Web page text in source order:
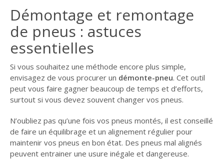
Démontage et remontage
de pneus : astuces
essentielles
Si vous souhaitez une méthode encore plus simple,
envisagez de vous procurer un démonte-pneu. Cet outil
peut vous faire gagner beaucoup de temps et d’efforts,
surtout si vous devez souvent changer vos pneus.
N’oubliez pas qu’une fois vos pneus montés, il est conseillé
de faire un équilibrage et un alignement régulier pour
maintenir vos pneus en bon état. Des pneus mal alignés
peuvent entrainer une usure inégale et dangereuse.